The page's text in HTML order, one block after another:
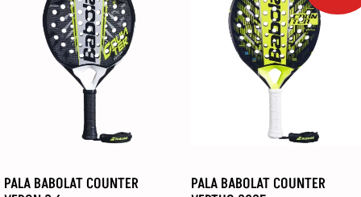
PALA BABOLAT COUNTER
PALA BABOLAT COUNTER